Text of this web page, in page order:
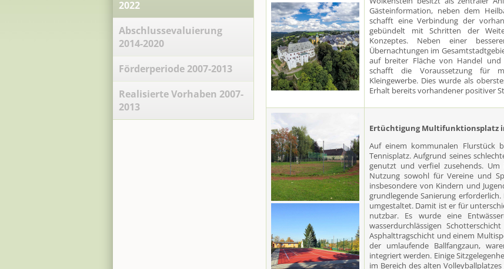
Gästeinformation, neben dem
schafft eine Verbindung der
gebündelt mit Schritten der
Konzeptes. Neben einer
Übernachtungen im
auf breiter Fläche von Handel und
schafft die Voraussetzung für
Kleingewerbe. Dies wurde als
Erhalt bereits vorhandener positiver
Ertüchtigung Multifunktionsplatz
Auf einem kommunalen Flurstück
Tennisplatz. Aufgrund seines
genutzt und verfiel zusehends. Um
Nutzung sowohl für Vereine und
insbesondere von Kindern und
grundlegende Sanierung
umgestaltet. Damit ist er für
nutzbar. Es wurde eine
wasserdurchlässigen
Asphalttragschicht und einem
der umlaufende Ballfangzaun,
integriert werden. Einige
im Bereich des alten
2022
Abschlussevaluierung
2014-2020
Förderperiode 2007-2013
Realisierte Vorhaben 2007-
2013